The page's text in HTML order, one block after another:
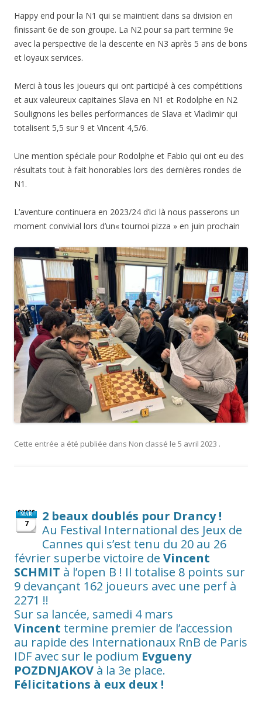
Happy end pour la N1 qui se maintient dans sa division en
finissant 6e de son groupe. La N2 pour sa part termine 9e
avec la perspective de la descente en N3 après 5 ans de bons
et loyaux services.
Merci à tous les joueurs qui ont participé à ces compétitions
et aux valeureux capitaines Slava en N1 et Rodolphe en N2
Soulignons les belles performances de Slava et Vladimir qui
totalisent 5,5 sur 9 et Vincent 4,5/6.
Une mention spéciale pour Rodolphe et Fabio qui ont eu des
résultats tout à fait honorables lors des dernières rondes de
N1.
L’aventure continuera en 2023/24 d’ici là nous passerons un
moment convivial lors d’un« tournoi pizza » en juin prochain
Cette entrée a été publiée dans Non classé le 5 avril 2023 .
MAR
7
2 beaux doublés pour Drancy !
Au Festival International des Jeux de
Cannes qui s’est tenu du 20 au 26
février superbe victoire de Vincent
SCHMIT à l’open B ! Il totalise 8 points sur
9 devançant 162 joueurs avec une perf à
2271 !!
Sur sa lancée, samedi 4 mars
Vincent termine premier de l’accession
au rapide des Internationaux RnB de Paris
IDF avec sur le podium Evgueny
POZDNJAKOV à la 3e place.
Félicitations à eux deux !